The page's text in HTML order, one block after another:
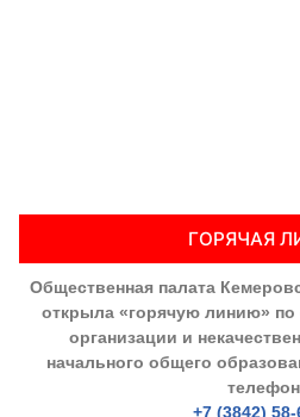
ГОРЯЧАЯ
Общественная палата
открыла «горячую линию»
организации и
начального общего
+7 (3842)